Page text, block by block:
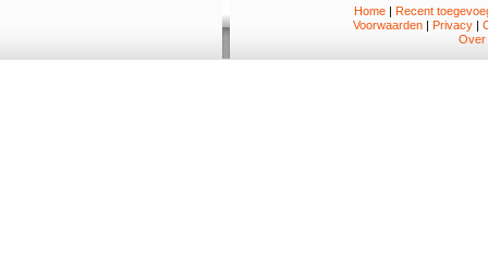
Home| Recent
Voorwaarden | Privacy |
Over